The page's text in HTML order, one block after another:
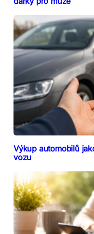
Výkup automobilů
vozu